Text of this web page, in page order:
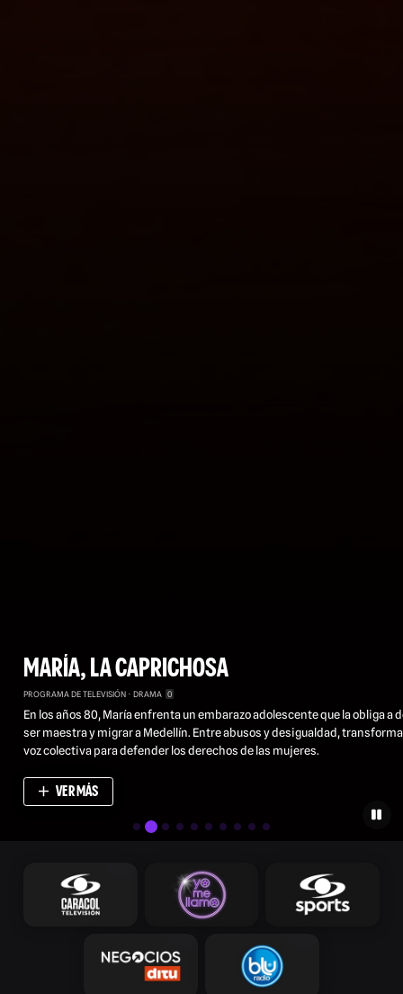
MARÍA, LA CAPRICHOSA
PROGRAMA DE TELEVISIÓN DRAMA 0
En los años 80, María enfrenta un embarazo adolescente que la obliga a
ser maestra y migrar a Medellín. Entre abusos y desigualdad,
voz colectiva para defender los derechos de las mujeres.
VER MÁS